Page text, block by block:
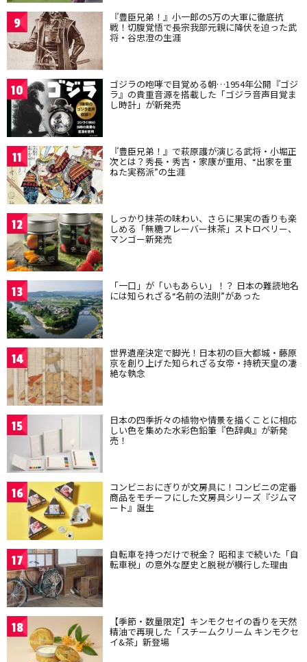
9 『豊臣兄弟！』小一郎の5万の大軍に徹底抗
戦！切腹覚悟で長宗我部元親に降伏を迫った武
将・谷忠澄の生涯
10 ゴジラの咆哮で目覚める朝…1954年公開『ゴジ
ラ』の貴重音源を搭載した「ゴジラ音声目覚ま
し時計」が新発売
11 『豊臣兄弟！』で萩原護が演じる武将・小堀正
次とは？秀長・秀吉・家康が重用、“出家を重
ねた実務派”の生涯
12 しっかり抹茶の味わい、さらに果実の香りも楽
しめる「無糖フレーバー抹茶」ストロベリー、
マンゴー新発売
13 「一口」が「いもあらい」！？ 日本の難読地名
には知られざる“名前の法則”があった
14 世界遺産決定で脚光！日本初の巨大都城・藤原
京を創り上げた知られざる女帝・持統天皇の凄
絶な執念
15 日本の四季折々の植物や情景を描くことに相応
しい色を集めた水彩色鉛筆『色辞典』が新発
売！
16 コンビニおにぎりが文房具に！コンビニの定番
商品をモチーフにした文房具シリーズ『ジムマ
ート』誕生
17 自転車を持つだけで税金？ 昭和まで続いた「自
転車税」の意外な歴史と脱税が横行した理由
18 【季節・数量限定】キンモクセイの香りを天然
精油で再現した「スチームクリーム キンモクセ
イ&茶」新登場